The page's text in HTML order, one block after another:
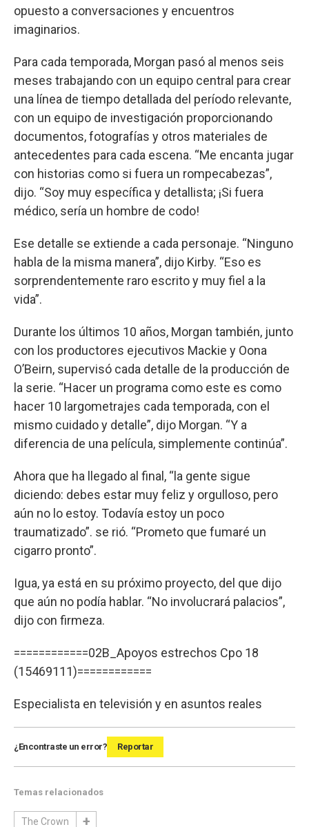
opuesto a conversaciones y encuentros
imaginarios.
Para cada temporada, Morgan pasó al menos seis
meses trabajando con un equipo central para crear
una línea de tiempo detallada del período relevante,
con un equipo de investigación proporcionando
documentos, fotografías y otros materiales de
antecedentes para cada escena. “Me encanta jugar
con historias como si fuera un rompecabezas”,
dijo. “Soy muy específica y detallista; ¡Si fuera
médico, sería un hombre de codo!
Ese detalle se extiende a cada personaje. “Ninguno
habla de la misma manera”, dijo Kirby. “Eso es
sorprendentemente raro escrito y muy fiel a la
vida”.
Durante los últimos 10 años, Morgan también, junto
con los productores ejecutivos Mackie y Oona
O’Beirn, supervisó cada detalle de la producción de
la serie. “Hacer un programa como este es como
hacer 10 largometrajes cada temporada, con el
mismo cuidado y detalle”, dijo Morgan. “Y a
diferencia de una película, simplemente continúa”.
Ahora que ha llegado al final, “la gente sigue
diciendo: debes estar muy feliz y orgulloso, pero
aún no lo estoy. Todavía estoy un poco
traumatizado”. se rió. “Prometo que fumaré un
cigarro pronto”.
Igua, ya está en su próximo proyecto, del que dijo
que aún no podía hablar. “No involucrará palacios”,
dijo con firmeza.
============02B_Apoyos estrechos Cpo 18
(15469111)============
Especialista en televisión y en asuntos reales
¿Encontraste un error? Reportar
Temas relacionados
The Crown